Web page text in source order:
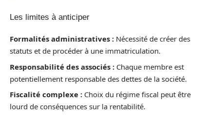
Les limites à anticiper
Formalités administratives : Nécessité de créer des
statuts et de procéder à une immatriculation.
Responsabilité des associés : Chaque membre est
potentiellement responsable des dettes de la société.
Fiscalité complexe : Choix du régime fiscal peut être
lourd de conséquences sur la rentabilité.